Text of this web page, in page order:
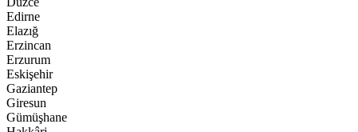
Edirne
Elazığ
Erzincan
Erzurum
Eskişehir
Gaziantep
Giresun
Gümüşhane